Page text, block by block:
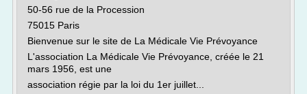
50-56 rue de la Procession
75015 Paris
Bienvenue sur le site de La Médicale Vie Prévoyance
L'association La Médicale Vie Prévoyance, créée le 21
mars 1956, est une
association régie par la loi du 1er juillet...